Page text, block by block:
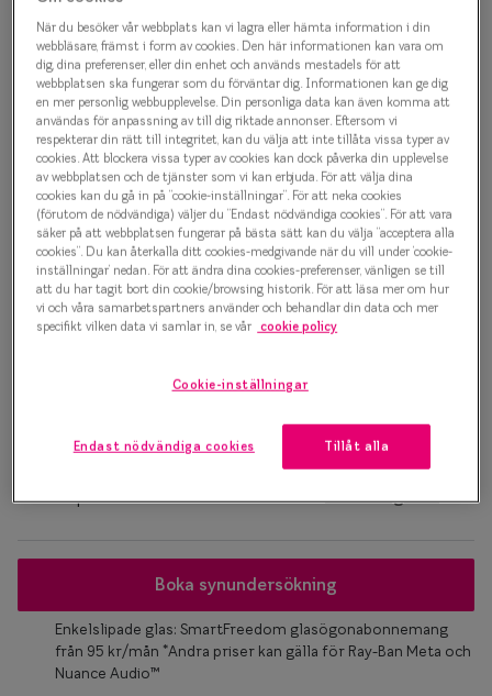
Taberg
Trender
Oscar Jacobson 0IY2099 1
Glasögonbåge
1 500 kr
Välj färg:
Havana
Upp till 119 mm
Osäker på vilken storlek du har? Se vår Storleksguide
Boka synundersökning
Enkelslipade glas: SmartFreedom glasögonabonnemang
från 95 kr/mån *Andra priser kan gälla för Ray-Ban Meta och
Nuance Audio™
När du besöker vår webbplats kan vi lagra eller hämta information i din
webbläsare, främst i form av cookies. Den här informationen kan vara om
dig, dina preferenser, eller din enhet och används mestadels för att
webbplatsen ska fungerar som du förväntar dig. Informationen kan ge dig
en mer personlig webbupplevelse. Din personliga data kan även komma att
användas för anpassning av till dig riktade annonser. Eftersom vi
respekterar din rätt till integritet, kan du välja att inte tillåta vissa typer av
cookies. Att blockera vissa typer av cookies kan dock påverka din upplevelse
av webbplatsen och de tjänster som vi kan erbjuda. För att välja dina
cookies kan du gå in på ”cookie-inställningar”. För att neka cookies
(förutom de nödvändiga) väljer du ”Endast nödvändiga cookies”. För att vara
säker på att webbplatsen fungerar på bästa sätt kan du välja ”acceptera alla
cookies”. Du kan återkalla ditt cookies-medgivande när du vill under ’cookie-
inställningar’ nedan. För att ändra dina cookies-preferenser, vänligen se till
att du har tagit bort din cookie/browsing historik. För att läsa mer om hur
vi och våra samarbetspartners använder och behandlar din data och mer
specifikt vilken data vi samlar in, se vår cookie policy
Cookie-inställningar
Endast nödvändiga cookies Tillåt alla